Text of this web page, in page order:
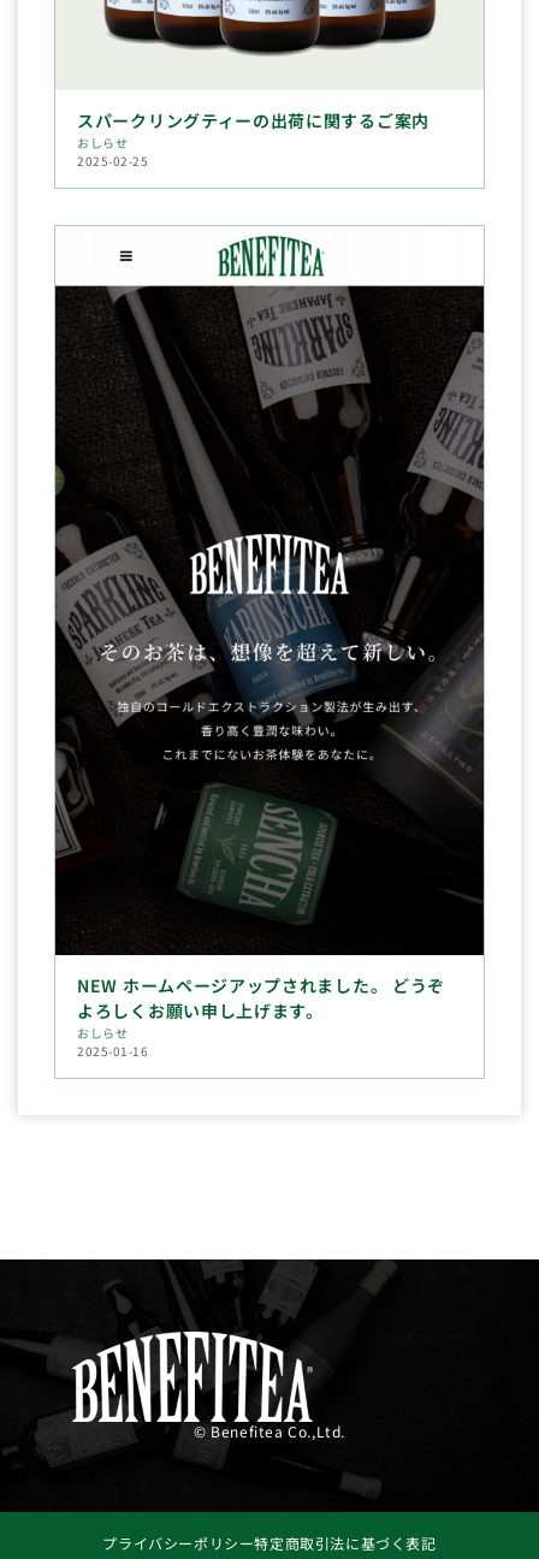
スパークリングティーの出荷に関するご案内
おしらせ
2025-02-25
NEW ホームページアップされました。 どうぞ
よろしくお願い申し上げます。
おしらせ
2025-01-16
© Benefitea Co.,Ltd.
プライバシーポリシー特定商取引法に基づく表記